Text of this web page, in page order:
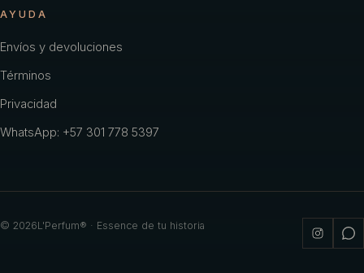
AYUDA
Envíos y devoluciones
Términos
Privacidad
WhatsApp: +57 301 778 5397
© 2026L'Perfum® · Essence de tu historia